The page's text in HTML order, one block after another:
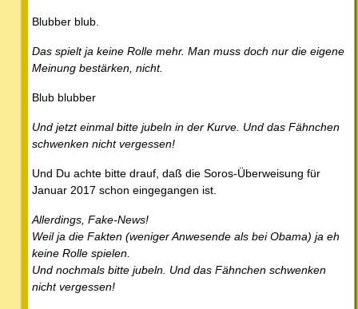
Blubber blub.
Das spielt ja keine Rolle mehr. Man muss doch nur die eigene
Meinung bestärken, nicht.
Blub blubber
Und jetzt einmal bitte jubeln in der Kurve. Und das Fähnchen
schwenken nicht vergessen!
Und Du achte bitte drauf, daß die Soros-Überweisung für
Januar 2017 schon eingegangen ist.
Allerdings, Fake-News!
Weil ja die Fakten (weniger Anwesende als bei Obama) ja eh
keine Rolle spielen.
Und nochmals bitte jubeln. Und das Fähnchen schwenken
nicht vergessen!